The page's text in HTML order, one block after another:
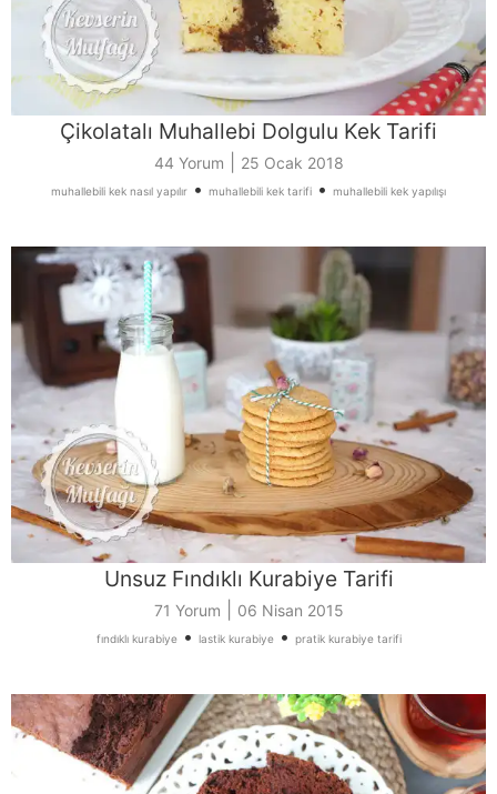
Çikolatalı Muhallebi Dolgulu Kek Tarifi
44 Yorum 25 Ocak 2018
muhallebili kek nasıl yapılır • muhallebili kek tarifi • muhallebili kek yapılışı
Unsuz Fındıklı Kurabiye Tarifi
71 Yorum 06 Nisan 2015
fındıklı kurabiye• lastik kurabiye• pratik kurabiye tarifi